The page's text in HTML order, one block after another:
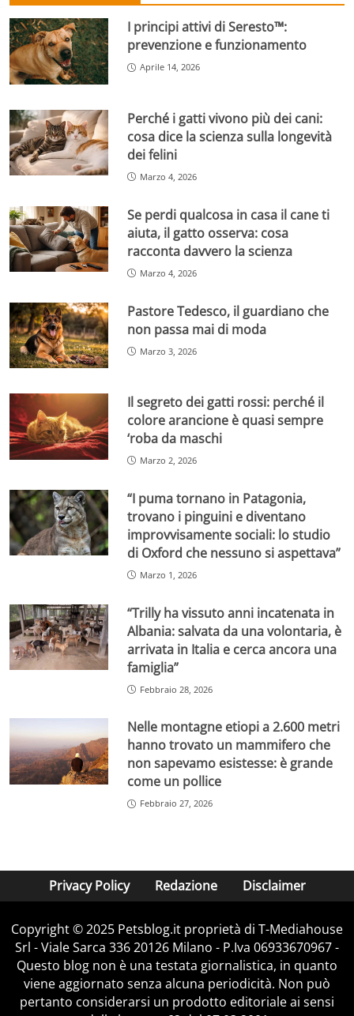
I principi attivi di Seresto™:
prevenzione e funzionamento
Aprile 14, 2026
Perché i gatti vivono più dei cani:
cosa dice la scienza sulla longevità
dei felini
Marzo 4, 2026
Se perdi qualcosa in casa il cane ti
aiuta, il gatto osserva: cosa
racconta davvero la scienza
Marzo 4, 2026
Pastore Tedesco, il guardiano che
non passa mai di moda
Marzo 3, 2026
Il segreto dei gatti rossi: perché il
colore arancione è quasi sempre
‘roba da maschi
Marzo 2, 2026
“I puma tornano in Patagonia,
trovano i pinguini e diventano
improvvisamente sociali: lo studio
di Oxford che nessuno si aspettava”
Marzo 1, 2026
“Trilly ha vissuto anni incatenata in
Albania: salvata da una volontaria, è
arrivata in Italia e cerca ancora una
famiglia”
Febbraio 28, 2026
Nelle montagne etiopi a 2.600 metri
hanno trovato un mammifero che
non sapevamo esistesse: è grande
come un pollice
Febbraio 27, 2026
Privacy Policy Redazione Disclaimer
Copyright © 2025 Petsblog.it proprietà di T-Mediahouse
Srl - Viale Sarca 336 20126 Milano - P.Iva 06933670967 -
Questo blog non è una testata giornalistica, in quanto
viene aggiornato senza alcuna periodicità. Non può
pertanto considerarsi un prodotto editoriale ai sensi